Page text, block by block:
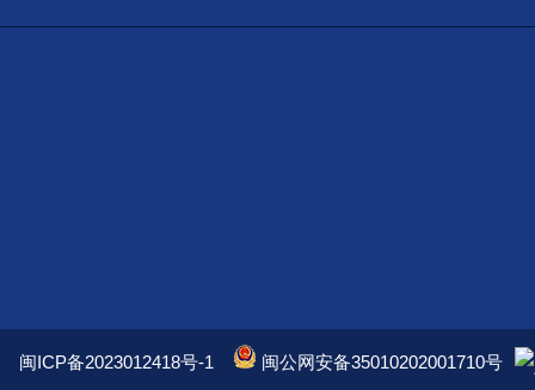
闽ICP备2023012418号-1 闽公网安备35010202001710号